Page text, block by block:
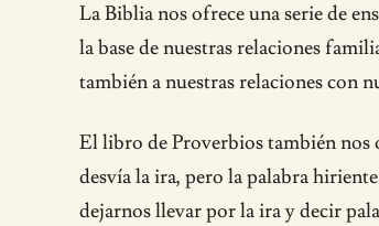
La Biblia nos ofrece una serie de
la base de nuestras relaciones
también a nuestras relaciones con
El libro de Proverbios también nos
desvía la ira, pero la palabra
dejarnos llevar por la ira y decir